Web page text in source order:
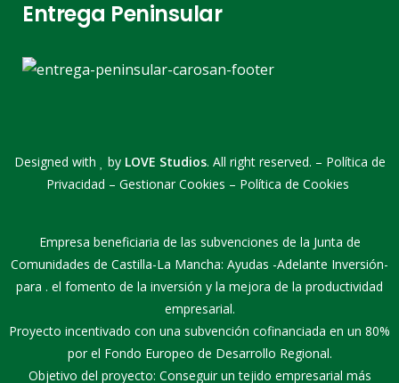
Entrega Peninsular
Designed with by LOVE Studios. All right reserved. – Política de
Privacidad – Gestionar Cookies – Política de Cookies
Empresa beneficiaria de las subvenciones de la Junta de
Comunidades de Castilla-La Mancha: Ayudas -Adelante Inversión-
para . el fomento de la inversión y la mejora de la productividad
empresarial.
Proyecto incentivado con una subvención cofinanciada en un 80%
por el Fondo Europeo de Desarrollo Regional.
Objetivo del proyecto: Conseguir un tejido empresarial más